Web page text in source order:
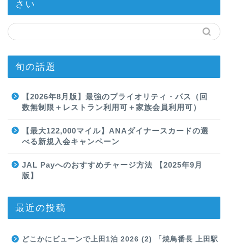
さい
旬の話題
【2026年8月版】最強のプライオリティ・パス（回
数無制限＋レストラン利用可＋家族会員利用可）
【最大122,000マイル】ANAダイナースカードの選
べる新規入会キャンペーン
JAL Payへのおすすめチャージ方法 【2025年9月
版】
最近の投稿
どこかにビューンで上田1泊 2026 (2) 「焼鳥番長 上田駅